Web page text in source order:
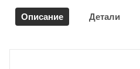
Octavia
А7
Описание Детали